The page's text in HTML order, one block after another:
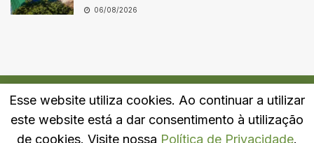
06/08/2026
Quem Somos Fale Conosco Política de Privacidade
Esse website utiliza cookies. Ao continuar a utilizar
este website está a dar consentimento à utilização
de cookies. Visite nossa Política de Privacidade.